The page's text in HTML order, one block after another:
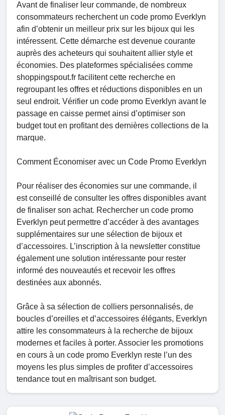
Avant de finaliser leur commande, de nombreux
consommateurs recherchent un code promo Everklyn
afin d’obtenir un meilleur prix sur les bijoux qui les
intéressent. Cette démarche est devenue courante
auprès des acheteurs qui souhaitent allier style et
économies. Des plateformes spécialisées comme
shoppingspout.fr facilitent cette recherche en
regroupant les offres et réductions disponibles en un
seul endroit. Vérifier un code promo Everklyn avant le
passage en caisse permet ainsi d’optimiser son
budget tout en profitant des dernières collections de la
marque.
Comment Économiser avec un Code Promo Everklyn
Pour réaliser des économies sur une commande, il
est conseillé de consulter les offres disponibles avant
de finaliser son achat. Rechercher un code promo
Everklyn peut permettre d’accéder à des avantages
supplémentaires sur une sélection de bijoux et
d’accessoires. L’inscription à la newsletter constitue
également une solution intéressante pour rester
informé des nouveautés et recevoir les offres
destinées aux abonnés.
Grâce à sa sélection de colliers personnalisés, de
boucles d’oreilles et d’accessoires élégants, Everklyn
attire les consommateurs à la recherche de bijoux
modernes et faciles à porter. Associer les promotions
en cours à un code promo Everklyn reste l’un des
moyens les plus simples de profiter d’accessoires
tendance tout en maîtrisant son budget.